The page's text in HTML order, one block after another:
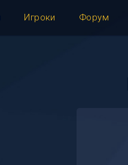
Игроки Форум